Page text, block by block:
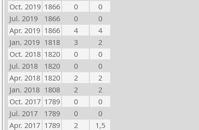
Oct. 2019 1866 0
0
Jul. 2019
1866 0
0
Apr. 2019 1866 4
4
Jan. 2019 1818 3
2
Oct. 2018 1820 0
0
Jul. 2018
1820 0
0
Apr. 2018 1820 2
2
Jan. 2018 1808 2
2
Oct. 2017 1789 0
0
Jul. 2017
1789 0
0
Apr. 2017 1789 2
1,5